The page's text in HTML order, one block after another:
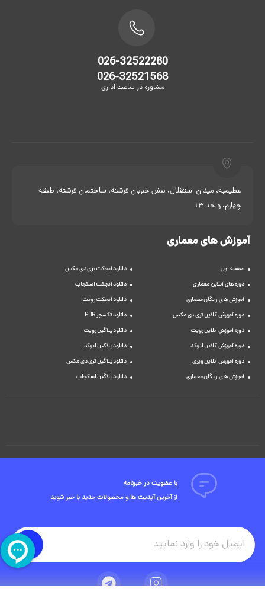
026-32522280
026-32521568
مشاوره در ساعت اداری
عظیمیه، میدان استقلال، نبش خیابان فرشته، ساختمان فرشته، طبقه
چهارم، واحد 13
آموزش های معماری
صفحه اول
دوره های آنلاین معماری
آموزش های رایگان معماری
دوره آموزش آنلاین تری دی مکس
دوره آموزش آنلاین رویت
دوره آموزش آنلاین اتوکد
دوره آموزش آنلاین ویری
آموزش های رایگان معماری
دانلود آبجکت تری دی مکس
دانلود آبجکت اسکچاپ
دانلود آبجکت رویت
دانلود تکسچر PBR
دانلود پلاگین رویت
دانلود پلاگین اتوکد
دانلود پلاگین تری دی مکس
دانلود پلاگین اسکچاپ
با عضویت در خبرنامه
از آخرین آپدیت ها و محصولات جدید با خبر شوید